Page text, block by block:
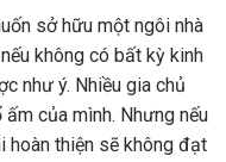
sở hữu một ngôi nhà
không có bất kỳ kinh
như ý. Nhiều gia chủ
của mình. Nhưng nếu
hoàn thiện sẽ không đạt